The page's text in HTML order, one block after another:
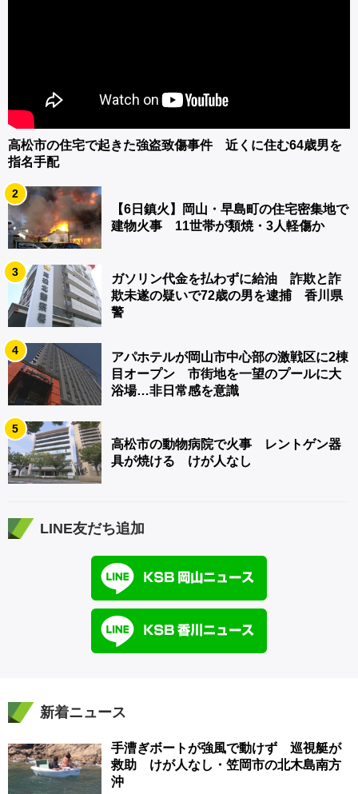
高松市の住宅で起きた強盗致傷事件 近くに住む64歳男を
指名手配
2
【6日鎮火】岡山・早島町の住宅密集地で
建物火事 11世帯が類焼・3人軽傷か
3
ガソリン代金を払わずに給油 詐欺と詐
欺未遂の疑いで72歳の男を逮捕 香川県
警
4
アパホテルが岡山市中心部の激戦区に2棟
目オープン 市街地を一望のプールに大
浴場…非日常感を意識
5
高松市の動物病院で火事 レントゲン器
具が焼ける けが人なし
LINE友だち追加
新着ニュース
手漕ぎボートが強風で動けず 巡視艇が
救助 けが人なし・笠岡市の北木島南方
沖